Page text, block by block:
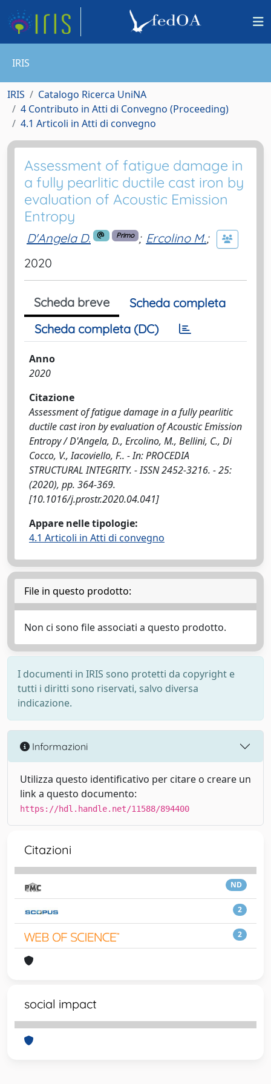
IRIS
IRIS
Catalogo Ricerca UniNA
4 Contributo in Atti di Convegno (Proceeding)
4.1 Articoli in Atti di convegno
Assessment of fatigue damage in
a fully pearlitic ductile cast iron by
evaluation of Acoustic Emission
Entropy
D'Angela D. Primo ; Ercolino M.;
2020
Scheda breve
Scheda completa
Scheda completa (DC)
Anno
2020
Citazione
Assessment of fatigue damage in a fully pearlitic
ductile cast iron by evaluation of Acoustic Emission
Entropy / D'Angela, D., Ercolino, M., Bellini, C., Di
Cocco, V., Iacoviello, F.. - In: PROCEDIA
STRUCTURAL INTEGRITY. - ISSN 2452-3216. - 25:
(2020), pp. 364-369.
[10.1016/j.prostr.2020.04.041]
Appare nelle tipologie:
4.1 Articoli in Atti di convegno
File in questo prodotto:
Non ci sono file associati a questo prodotto.
I documenti in IRIS sono protetti da copyright e
tutti i diritti sono riservati, salvo diversa
indicazione.
Informazioni
Utilizza questo identificativo per citare o creare un
link a questo documento:
https://hdl.handle.net/11588/894400
Citazioni
ND
2
2
social impact